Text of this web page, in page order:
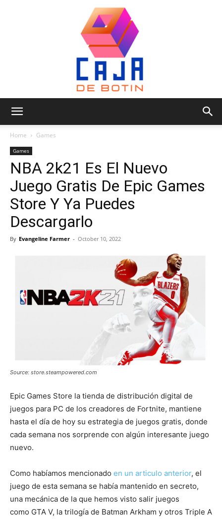
de
Botin
Home Games
Games
NBA 2k21 Es El Nuevo
Juego Gratis De Epic Games
Store Y Ya Puedes
Descargarlo
By Evangeline Farmer - October 10, 2022
Source: store.steampowered.com
Epic Games Store la tienda de distribución digital de
juegos para PC de los creadores de Fortnite, mantiene
hasta el día de hoy su estrategia de juegos gratis, donde
cada semana nos sorprende con algún interesante juego
nuevo.
Como habíamos mencionado en un articulo anterior, el
juego de esta semana se había mantenido en secreto,
una mecánica de la que hemos visto salir juegos
como GTA V, la trilogía de Batman Arkham y otros Triple A